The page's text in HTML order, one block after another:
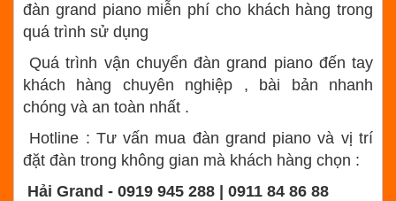
đàn grand piano miễn phí cho khách hàng trong
quá trình sử dụng
Quá trình vận chuyển đàn grand piano đến tay
khách hàng chuyên nghiệp , bài bản nhanh
chóng và an toàn nhất .
Hotline : Tư vấn mua đàn grand piano và vị trí
đặt đàn trong không gian mà khách hàng chọn :
Hải Grand - 0919 945 288 | 0911 84 86 88